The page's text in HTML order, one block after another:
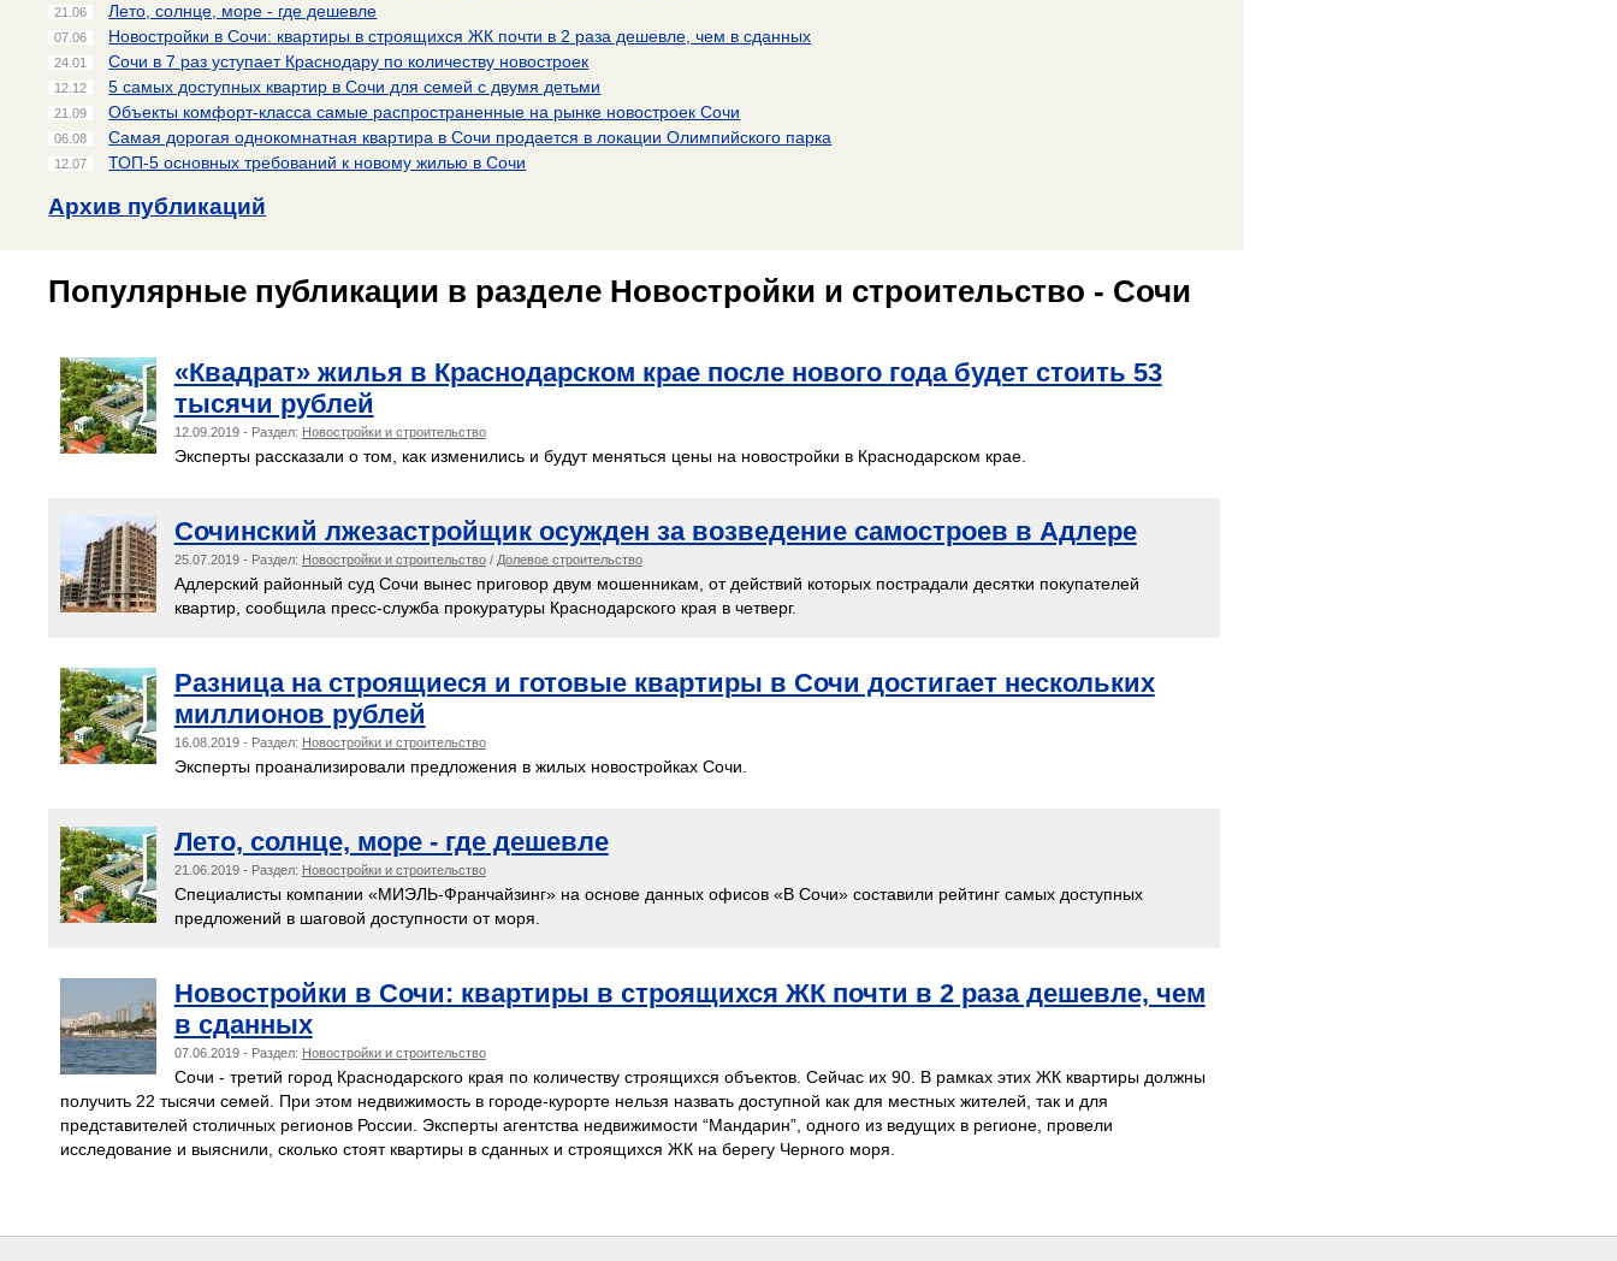
21.06 Лето, солнце, море - где дешевле
07.06 Новостройки в Сочи: квартиры в строящихся ЖК почти в 2 раза дешевле, чем в сданных
24.01 Сочи в 7 раз уступает Краснодару по количеству новостроек
12.12 5 самых доступных квартир в Сочи для семей с двумя детьми
21.09 Объекты комфорт-класса самые распространенные на рынке новостроек Сочи
06.08 Самая дорогая однокомнатная квартира в Сочи продается в локации Олимпийского парка
12.07 ТОП-5 основных требований к новому жилью в Сочи
Архив публикаций
Популярные публикации в разделе Новостройки и строительство - Сочи
«Квадрат» жилья в Краснодарском крае после нового года будет стоить 53
тысячи рублей
12.09.2019 - Раздел: Новостройки и строительство
Эксперты рассказали о том, как изменились и будут меняться цены на новостройки в Краснодарском крае.
Сочинский лжезастройщик осужден за возведение самостроев в Адлере
25.07.2019 - Раздел: Новостройки и строительство/ Долевое строительство
Адлерский районный суд Сочи вынес приговор двум мошенникам, от действий которых пострадали десятки покупателей
квартир, сообщила пресс-служба прокуратуры Краснодарского края в четверг.
Разница на строящиеся и готовые квартиры в Сочи достигает нескольких
миллионов рублей
16.08.2019 - Раздел: Новостройки и строительство
Эксперты проанализировали предложения в жилых новостройках Сочи.
Лето, солнце, море - где дешевле
21.06.2019 - Раздел: Новостройки и строительство
Специалисты компании «МИЭЛЬ-Франчайзинг» на основе данных офисов «В Сочи» составили рейтинг самых доступных
предложений в шаговой доступности от моря.
Новостройки в Сочи: квартиры в строящихся ЖК почти в 2 раза дешевле, чем
в сданных
07.06.2019 - Раздел: Новостройки и строительство
Сочи - третий город Краснодарского края по количеству строящихся объектов. Сейчас их 90. В рамках этих ЖК квартиры должны
получить 22 тысячи семей. При этом недвижимость в городе-курорте нельзя назвать доступной как для местных жителей, так и для
представителей столичных регионов России. Эксперты агентства недвижимости “Мандарин”, одного из ведущих в регионе, провели
исследование и выяснили, сколько стоят квартиры в сданных и строящихся ЖК на берегу Черного моря.